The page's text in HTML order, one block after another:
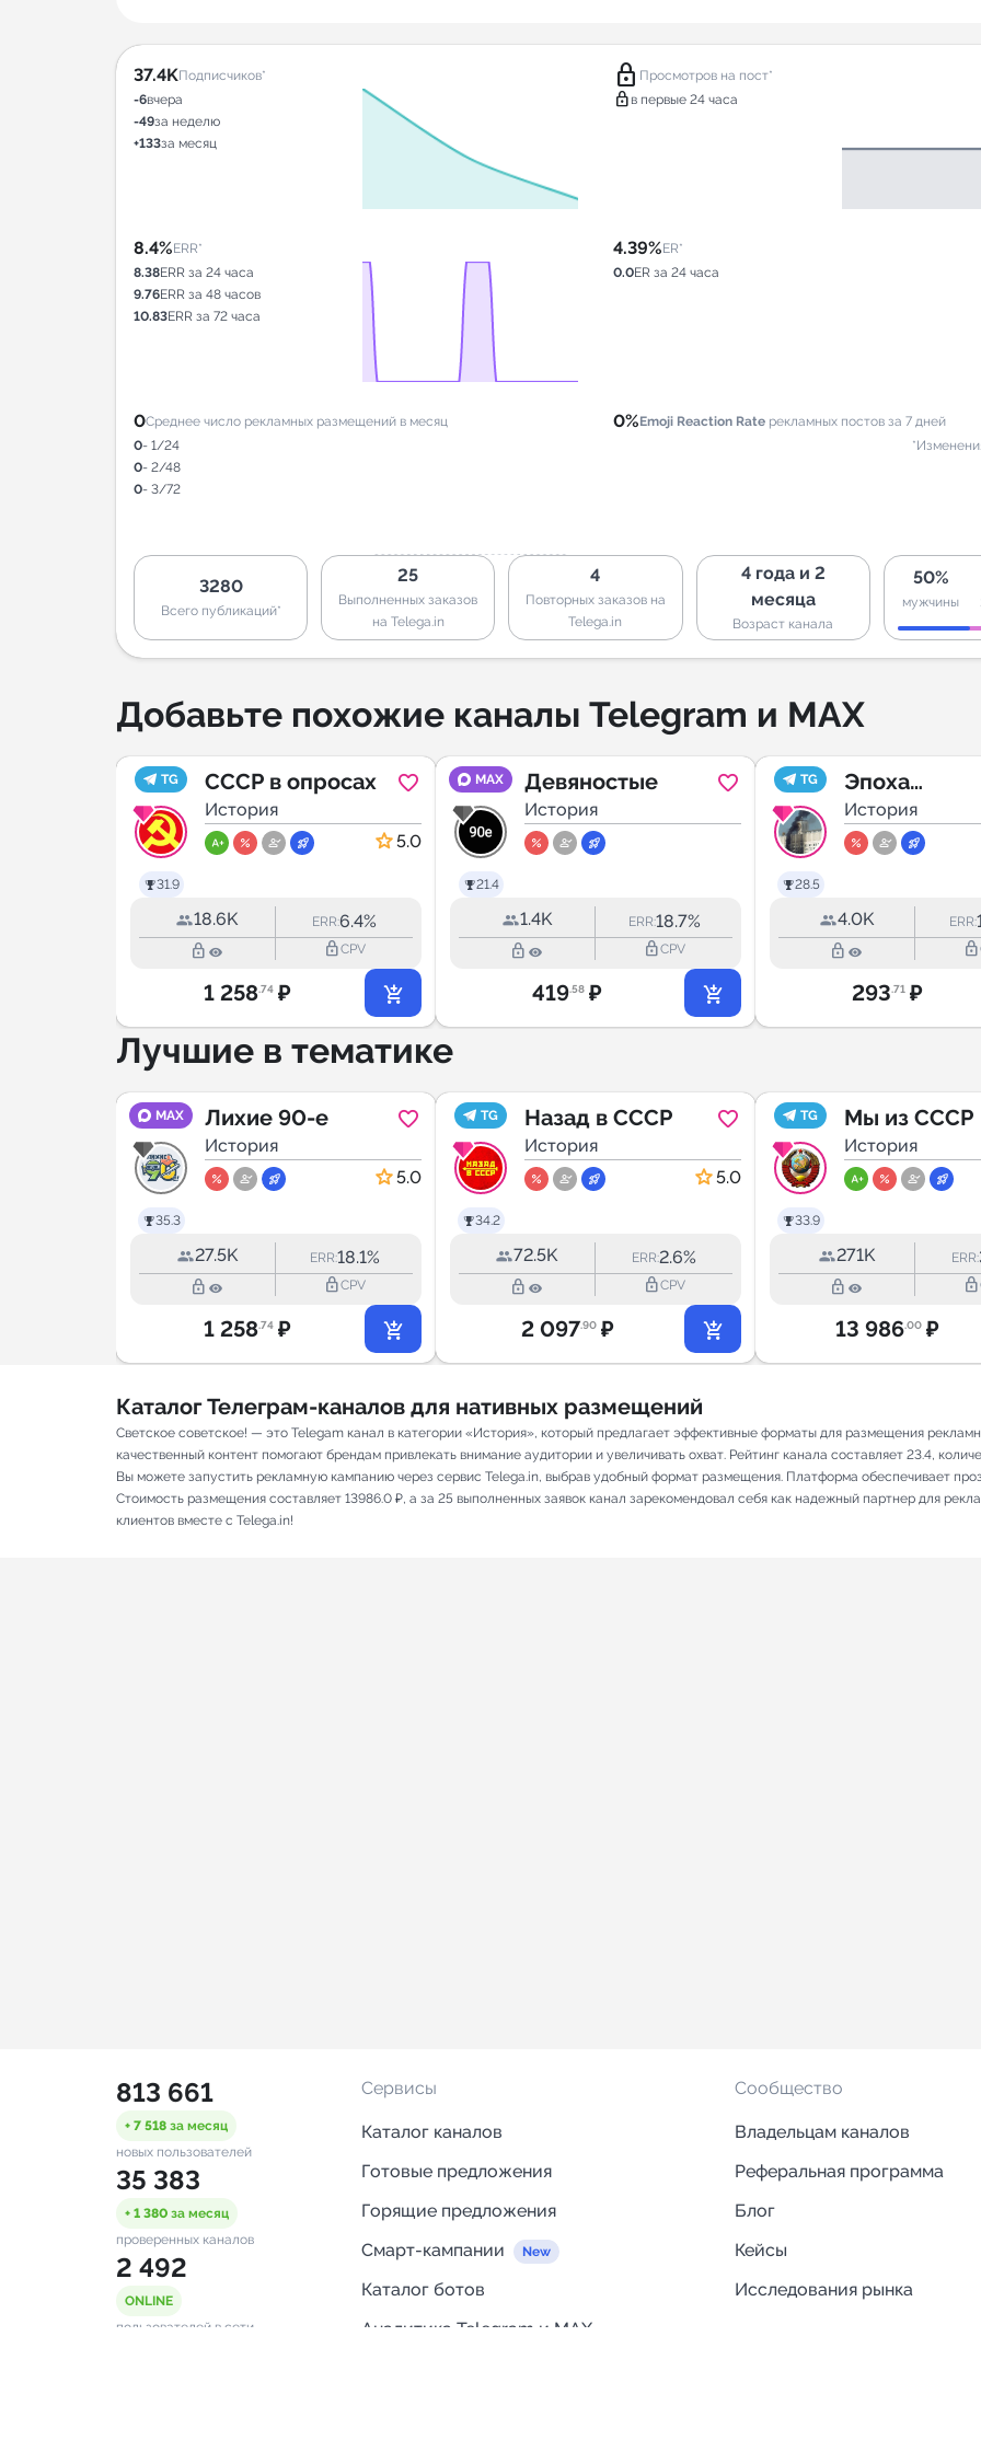
37.4KПодписчиков*
-6вчера
-49за неделю
+133за месяц
lock Просмотров на пост*
lock в первые 24 часа
8.4%ERR*
8.38ERR за 24 часа
9.76ERR за 48 часов
10.83ERR за 72 часа
4.39%ER*
0.0ER за 24 часа
0Среднее число рекламных размещений в месяц
0- 1/24
0- 2/48
0- 3/72
0%Emoji Reaction Rate рекламных постов за 7 дней
3280
Всего публикаций*
25
Выполненных заказов
на Telega.in
4
Повторных заказов на
Telega.in
4 года и 2
месяца
Возраст канала
50%
мужчины
Добавьте похожие каналы Telegram и MAX
TG
31.9
СССР в опросах
История
5.0
18.6K ERR:6.4%
lock_outline lock_outlineCPV
1 258.74 ₽
MAX
21.4
Девяностые
История
1.4K ERR:18.7%
lock_outline lock_outlineCPV
419.58 ₽
TG
28.5
Эпоха
девяностых
История
4.0K ERR:
lock_outline lock_outline
293.71 ₽
Лучшие в тематике
MAX
35.3
Лихие 90-е
История
5.0
27.5K ERR:18.1%
lock_outline lock_outlineCPV
1 258.74 ₽
TG
34.2
Назад в СССР
История
5.0
72.5K ERR:2.6%
lock_outline lock_outlineCPV
2 097.90 ₽
TG
33.9
Мы из СССР
История
271K ERR:
lock_outline lock_outline
13 986.00 ₽
Каталог Телеграм-каналов для нативных размещений
Светское советское! — это Telegam канал в категории «История», который предлагает эффективные форматы для размещения
качественный контент помогают брендам привлекать внимание аудитории и увеличивать охват. Рейтинг канала составляет 23.4,
Вы можете запустить рекламную кампанию через сервис Telega.in, выбрав удобный формат размещения. Платформа обеспечивает
Стоимость размещения составляет 13986.0 ₽, а за 25 выполненных заявок канал зарекомендовал себя как надежный партнер для
клиентов вместе с Telega.in!
813 661
+ 7 518 за месяц
новых пользователей
35 383
+ 1 380 за месяц
проверенных каналов
2 492
ONLINE
пользователей в сети
Сервисы
Каталог каналов
Готовые предложения
Горящие предложения
Смарт-кампании
Каталог ботов
Аналитика Telegram и MAX
Сообщество
Владельцам каналов
Реферальная программа
Блог
Кейсы
Исследования рынка